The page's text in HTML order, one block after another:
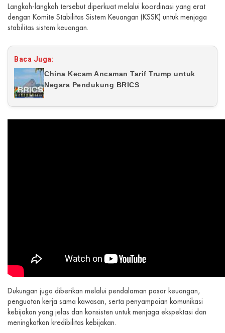
Langkah-langkah tersebut diperkuat melalui koordinasi yang erat
dengan Komite Stabilitas Sistem Keuangan (KSSK) untuk menjaga
stabilitas sistem keuangan.
Baca Juga:
China Kecam Ancaman Tarif Trump untuk
Negara Pendukung BRICS
Dukungan juga diberikan melalui pendalaman pasar keuangan,
penguatan kerja sama kawasan, serta penyampaian komunikasi
kebijakan yang jelas dan konsisten untuk menjaga ekspektasi dan
meningkatkan kredibilitas kebijakan.